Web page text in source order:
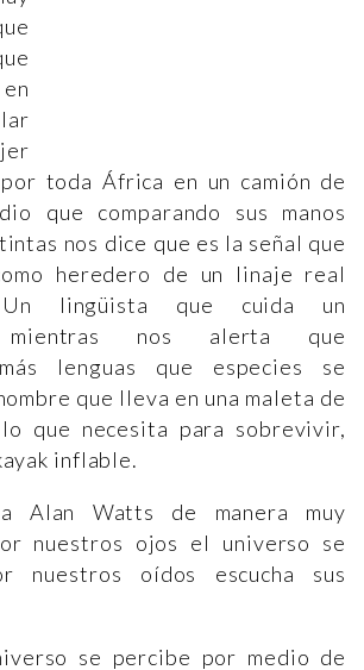
toda África en un camión de
que comparando sus manos
nos dice que es la señal que
heredero de un linaje real
Un lingüista que cuida un
mientras nos alerta que
lenguas que especies se
que lleva en una maleta de
que necesita para sobrevivir,
inflable.
Alan Watts de manera muy
nuestros ojos el universo se
nuestros oídos escucha sus
se percibe por medio de